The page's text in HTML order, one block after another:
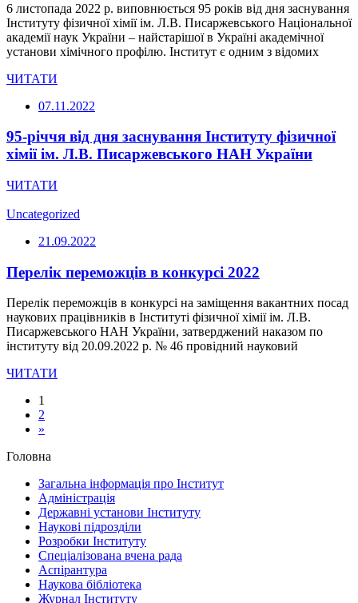
6 листопада 2022 р. виповнюється 95 років від дня заснування
Інституту фізичної хімії ім. Л.В. Писаржевського Національної
академії наук України – найстарішої в Україні академічної
установи хімічного профілю. Інститут є одним з відомих
ЧИТАТИ
07.11.2022
95-річчя від дня заснування Інституту фізичної
хімії ім. Л.В. Писаржевського НАН України
ЧИТАТИ
Uncategorized
21.09.2022
Перелік переможців в конкурсі 2022
Перелік переможців в конкурсі на заміщення вакантних посад
наукових працівників в Інституті фізичної хімії ім. Л.В.
Писаржевського НАН України, затверджений наказом по
інституту від 20.09.2022 р. № 46 провідний науковий
ЧИТАТИ
1
2
»
Головна
Загальна інформація про Інститут
Адміністрація
Державні установи Інституту
Наукові підрозділи
Розробки Інституту
Спеціалізована вчена рада
Аспірантура
Наукова бiблiотека
Журнал Інституту